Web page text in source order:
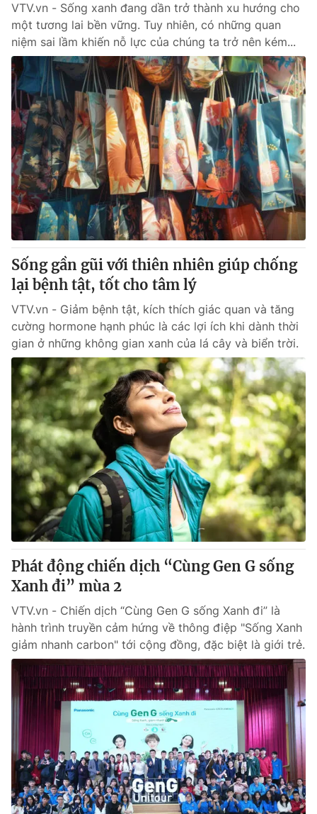
VTV.vn - Sống xanh đang dần trở thành xu hướng cho
một tương lai bền vững. Tuy nhiên, có những quan
niệm sai lầm khiến nỗ lực của chúng ta trở nên kém...
Sống gần gũi với thiên nhiên giúp chống
lại bệnh tật, tốt cho tâm lý
VTV.vn - Giảm bệnh tật, kích thích giác quan và tăng
cường hormone hạnh phúc là các lợi ích khi dành thời
gian ở những không gian xanh của lá cây và biển trời.
Phát động chiến dịch “Cùng Gen G sống
Xanh đi” mùa 2
VTV.vn - Chiến dịch “Cùng Gen G sống Xanh đi” là
hành trình truyền cảm hứng về thông điệp "Sống Xanh
giảm nhanh carbon" tới cộng đồng, đặc biệt là giới trẻ.